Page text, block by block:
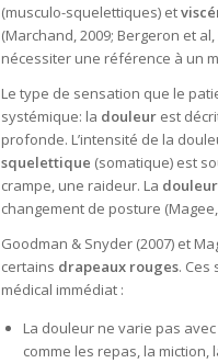
(musculo-squelettiques) et
(Marchand, 2009; Bergeron et al,
nécessiter une référence à un
Le type de sensation que le
systémique: la douleur est
profonde. L’intensité de la
squelettique (somatique) est
crampe, une raideur. La
changement de posture (Magee,
Goodman & Snyder (2007) et
certains drapeaux rouges. Ces
médical immédiat :
La douleur ne varie pas
comme les repas, la miction,